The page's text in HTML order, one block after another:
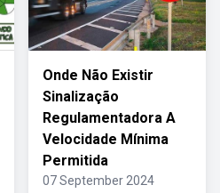
Onde Não Existir
Sinalização
Regulamentadora A
Velocidade Mínima
Permitida
07 September 2024